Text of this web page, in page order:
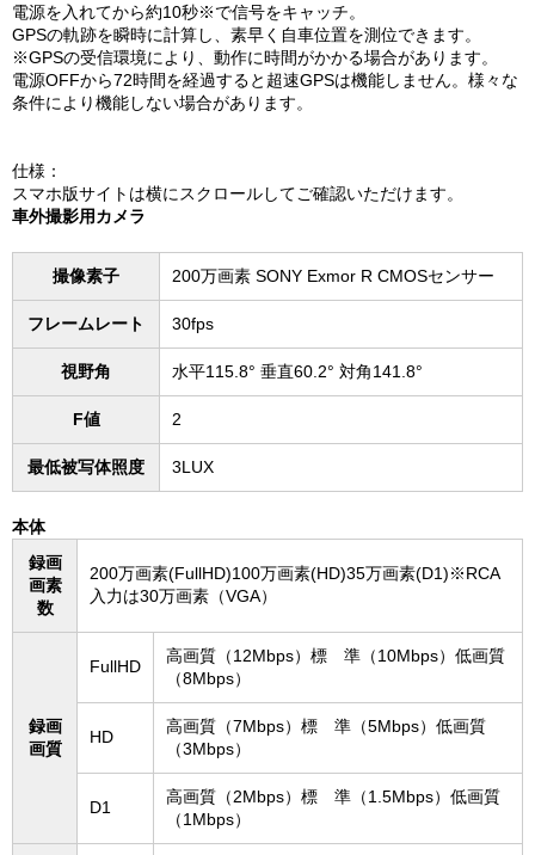
電源を入れてから約10秒※で信号をキャッチ。
GPSの軌跡を瞬時に計算し、素早く自車位置を測位できます。
※GPSの受信環境により、動作に時間がかかる場合があります。
電源OFFから72時間を経過すると超速GPSは機能しません。様々な
条件により機能しない場合があります。
仕様：
スマホ版サイトは横にスクロールしてご確認いただけます。
車外撮影用カメラ
撮像素子 200万画素 SONY Exmor R CMOSセンサー
フレームレート 30fps
視野角 水平115.8° 垂直60.2° 対角141.8°
F値 2
最低被写体照度 3LUX
本体
録画
画素
数
200万画素(FullHD)100万画素(HD)35万画素(D1)※RCA
入力は30万画素（VGA）
録画
画質
FullHD
高画質（12Mbps）標 準（10Mbps）低画質
（8Mbps）
HD
高画質（7Mbps）標 準（5Mbps）低画質
（3Mbps）
D1
高画質（2Mbps）標 準（1.5Mbps）低画質
（1Mbps）